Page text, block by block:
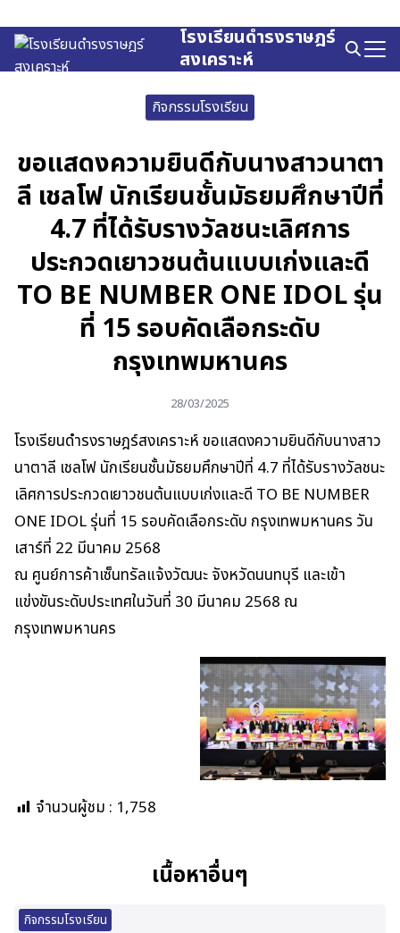
to
content
โรงเรียนดำรงราษฎร์
สงเคราะห์
Search
for:
กิจกรรมโรงเรียน
ขอแสดงความยินดีกับนางสาวนาตา
ลี เชลโฟ นักเรียนชั้นมัธยมศึกษาปีที่
4.7 ที่ได้รับรางวัลชนะเลิศการ
ประกวดเยาวชนต้นแบบเก่งและดี
TO BE NUMBER ONE IDOL รุ่น
ที่ 15 รอบคัดเลือกระดับ
กรุงเทพมหานคร
28/03/2025
โรงเรียนดำรงราษฎร์สงเคราะห์ ขอแสดงความยินดีกับนางสาว
นาตาลี เชลโฟ นักเรียนชั้นมัธยมศึกษาปีที่ 4.7 ที่ได้รับรางวัลชนะ
เลิศการประกวดเยาวชนต้นแบบเก่งและดี TO BE NUMBER
ONE IDOL รุ่นที่ 15 รอบคัดเลือกระดับ กรุงเทพมหานคร วัน
เสาร์ที่ 22 มีนาคม 2568
ณ ศูนย์การค้าเซ็นทรัลแจ้งวัฒนะ จังหวัดนนทบุรี และเข้า
แข่งขันระดับประเทศในวันที่ 30 มีนาคม 2568 ณ
กรุงเทพมหานคร
จำนวนผู้ชม : 1,758
เนื้อหาอื่นๆ
กิจกรรมโรงเรียน